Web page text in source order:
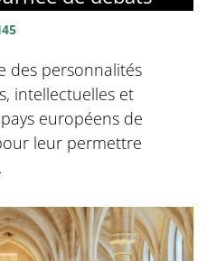
des personnalités
intellectuelles et
européens de
leur permettre